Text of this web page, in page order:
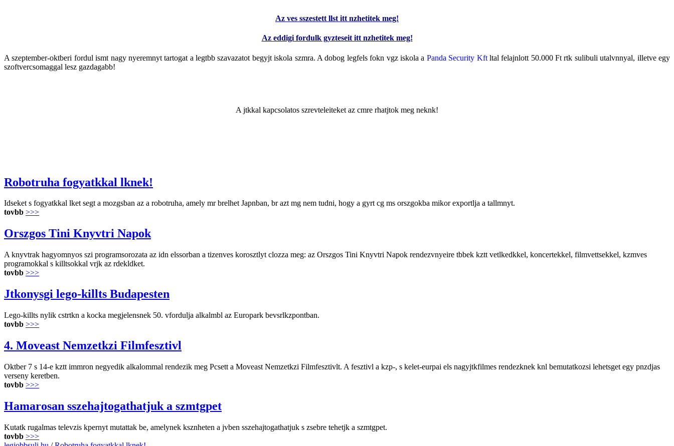
Az ves sszestett llst itt nzhetitek meg!
Az eddigi fordulk gyzteseit itt nzhetitek meg!
A szeptember-oktberi fordul ismt nagy nyeremnyt tartogat a legtbb szavazatot begyjt iskola szmra. A dobog legfels fokn vgz iskola a Panda Security Kftltal felajnlott 50.000 Ft rtk sulibuli utalvnnyal, illetve egy
szoftvercsomaggal lesz gazdagabb!
A jtkkal kapcsolatos szrevteleiteket az cmre rhatjtok meg neknk!
Robotruha fogyatkkal lknek!
Idseket s fogyatkkal lket segt a mozgsban az a robotruha, amely mr brelhet Japnban, br azt mg nem tudni, hogy a gyrt cg ms orszgokba mikor exportlja a tallmnyt.
tovbb >>>
Orszgos Tini Knyvtri Napok
A knyvtrak hagyomnyos szi programsorozata az idn elssorban a tizenves korosztlyt clozza meg: az Orszgos Tini Knyvtri Napok rendezvnyeire tbbek kztt vetlkedkkel, koncertekkel, filmvettsekkel, kzmves
programokkal s killtsokkal vrjk az rdekldket.
tovbb >>>
Jtkonysgi lego-killts Budapesten
Lego-killts nylik cstrtkn a kocka megjelensnek 50. vfordulja alkalmbl az Europark bevsrlkzpontban.
tovbb >>>
4. Moveast Nemzetkzi Filmfesztivl
Oktber 7 s 14-e kztt immron negyedik alkalommal rendezik meg Pcsett a Moveast Nemzetkzi Filmfesztivlt. A fesztivl a kzp-, s kelet-eurpai els nagyjtkfilmes rendezknek knl bemutatkozsi lehetsget egy pnzdjas
verseny keretben.
tovbb >>>
Hamarosan sszehajtogathatjuk a szmtgpet
Kutatk rugalmas televzis kpernyt mutattak be, amelynek ksznheten a jvben sszehajtogathatjuk s zsebre tehetjk a szmtgpet.
tovbb >>>